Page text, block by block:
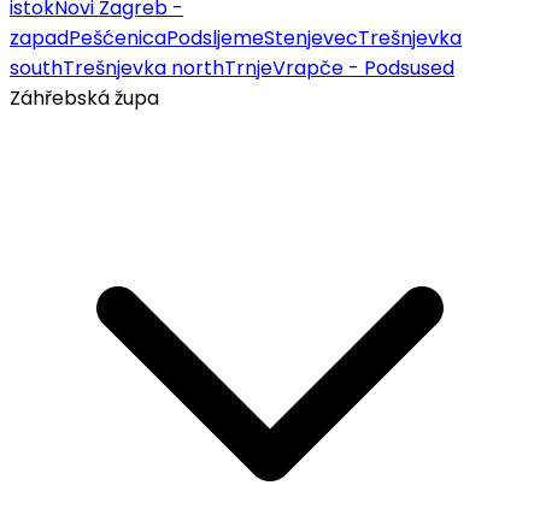
istokNovi Zagreb -
zapadPešćenicaPodsljemeStenjevecTrešnjevka
southTrešnjevka northTrnjeVrapče - Podsused
Záhřebská župa